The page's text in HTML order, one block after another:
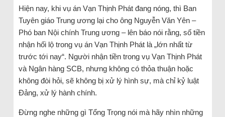
Hiện nay, khi vụ án Vạn Thịnh Phát đang nóng, thì Ban
Tuyên giáo Trung ương lại cho ông Nguyễn Văn Yên –
Phó ban Nội chính Trung ương – lên báo nói rằng, số tiền
nhận hối lộ trong vụ án Vạn Thịnh Phát là „lớn nhất từ
trước tới nay“. Người nhận tiền trong vụ Vạn Thịnh Phát
và Ngân hàng SCB, nhưng không có thỏa thuận hoặc
không đòi hỏi, sẽ không bị xử lý hình sự, mà chỉ kỷ luật
Đảng, xử lý hành chính.
Đừng nghe những gì Tổng Trọng nói mà hãy nhìn những